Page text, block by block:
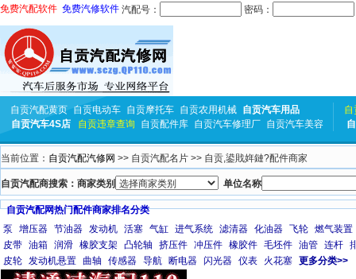
免费汽配软件 免费汽修软件 汽配号： 密码：
自贡汽配黄页 自贡电动车 自贡摩托车 自贡农用机械 自贡汽车用品
自贡汽车4S店
自贡违章查询 自贡配件库 自贡汽车修理厂 自贡汽车美容
自
当前位置： 自贡汽配汽修网 >> 自贡汽配名片 >> 自贡,鍙戝姩鏈?配件商家
自贡汽配商搜索：商家类别 单位名称
自贡汽配网热门配件商家排名分类
泵
增压器 节油器 发动机 活塞 气缸 进气系统 滤清器 化油器 飞轮 燃气装置
皮带 油箱 润滑 橡胶支架 凸轮轴 挤压件 冲压件 橡胶件 毛坯件 油管 连杆
皮轮 发动机悬置 曲轴 传感器 导航 断电器 闪光器 仪表 火花塞 更多分类>>